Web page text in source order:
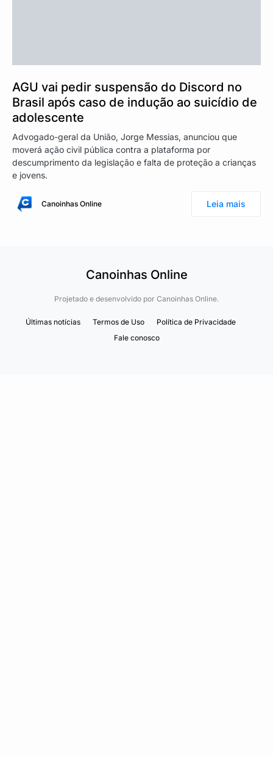
AGU vai pedir suspensão do Discord no
Brasil após caso de indução ao suicídio de
adolescente
Advogado-geral da União, Jorge Messias, anunciou que
moverá ação civil pública contra a plataforma por
descumprimento da legislação e falta de proteção a crianças
e jovens.
Canoinhas Online Leia mais
Canoinhas Online
Projetado e desenvolvido por Canoinhas Online.
Últimas notícias Termos de Uso
Política de Privacidade
Fale conosco